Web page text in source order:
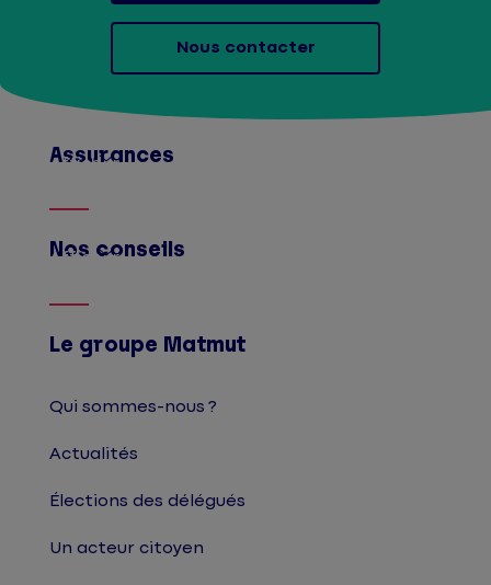
Nous contacter
Assurances
Afficher
Nos conseils
Afficher
Le groupe Matmut
Qui sommes-nous ?
Actualités
Élections des délégués
Un acteur citoyen